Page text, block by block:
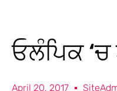
ਓਲੰਪਿਕ ‘ਚ
April 20, 2017